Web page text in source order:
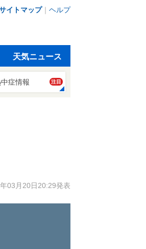
イトマップ｜ ヘルプ
天気ニュース
症情報 注目
03月20日20:29発表